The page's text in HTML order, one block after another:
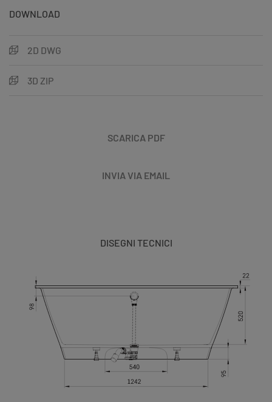
DOWNLOAD
2D DWG
3D ZIP
SCARICA PDF
INVIA VIA EMAIL
DISEGNI TECNICI